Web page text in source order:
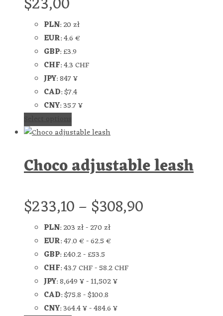
PLN:20 zł
EUR:4.6 €
GBP:£3.9
CHF:4.3 CHF
JPY:847 ¥
CAD:$7.4
CNY:35.7 ¥
Choco adjustable leash
$233,10–$308,90
PLN:203 zł-270 zł
EUR:47.0 €-62.5 €
GBP:£40.2-£53.5
CHF:43.7 CHF-58.2 CHF
JPY:8,649 ¥-11,502 ¥
CAD:$75.8-$100.8
CNY:364.4 ¥-484.6 ¥